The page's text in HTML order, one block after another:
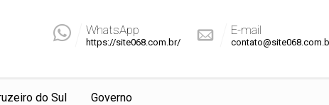
E-mail
WhatsApp
https://site068.com.br/
do Sul Governo